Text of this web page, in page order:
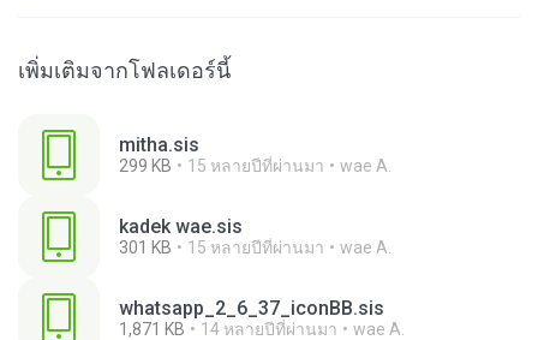
เพิ่มเติมจากโฟลเดอร์นี้
mitha.sis
299 KB 15 หลายปีที่ผ่านมา wae A.
kadek wae.sis
301 KB 15 หลายปีที่ผ่านมา wae A.
whatsapp_2_6_37_iconBB.sis
1,871 KB 14 หลายปีที่ผ่านมา wae A.